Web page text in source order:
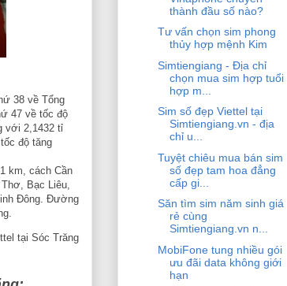
38 về Tổng
47 về tốc độ
với 2,1432 tỉ
độ tăng
km, cách Cần
Bạc Liêu,
Đông. Đường
tại Sóc Trăng
thành đầu số nào?
Tư vấn chọn sim phong
thủy hợp mệnh Kim
Simtiengiang - Địa chỉ
chọn mua sim hợp tuổi
hợp m...
Sim số đẹp Viettel tại
Simtiengiang.vn - địa
chỉ u...
Tuyệt chiêu mua bán sim
số đẹp tam hoa đẳng
cấp gi...
Săn tìm sim năm sinh giá
rẻ cùng
Simtiengiang.vn n...
MobiFone tung nhiều gói
ưu đãi data không giới
hạn